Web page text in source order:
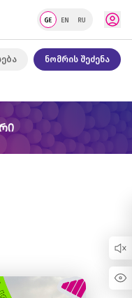
ნომრის შეძენა